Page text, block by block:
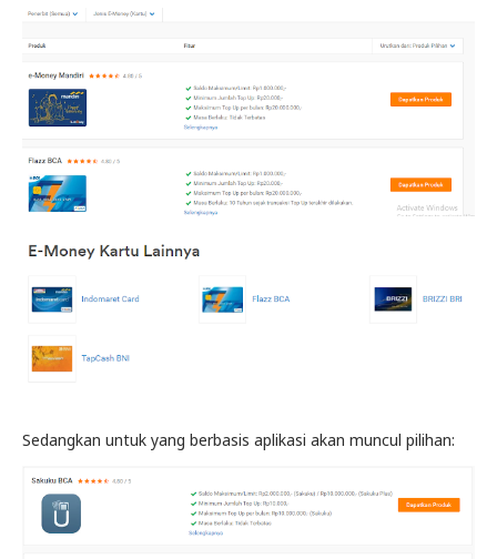
Sedangkan untuk yang berbasis aplikasi akan muncul pilihan: